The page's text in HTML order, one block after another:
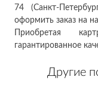
74 (Санкт-
оформить заказ на
Приобретая
гарантированное
Другие